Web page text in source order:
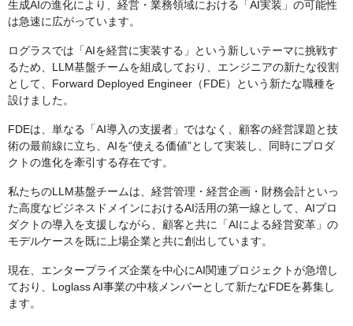
生成AIの進化により、経営・業務領域における「AI実装」の可能性
は急速に広がっています。
ログラスでは「AIを経営に実装する」という新しいテーマに挑戦す
るため、LLM基盤チームを組成しており、エンジニアの新たな役割
として、Forward Deployed Engineer（FDE）という新たな職種を
設けました。
FDEは、単なる「AI導入の支援者」ではなく、顧客の経営課題と技
術の最前線に立ち、AIを“使える価値”として実装し、同時にプロダ
クトの進化を牽引する存在です。
私たちのLLM基盤チームは、経営管理・経営企画・財務会計といっ
た高度なビジネスドメインにおけるAI活用の第一線として、AIプロ
ダクトの導入を支援しながら、顧客と共に「AIによる経営変革」の
モデルケースを既に上場企業と共に創出しています。
現在、エンタープライズ企業を中心にAI関連プロジェクトが急増し
ており、Loglass AI事業の中核メンバーとして新たなFDEを募集し
ます。